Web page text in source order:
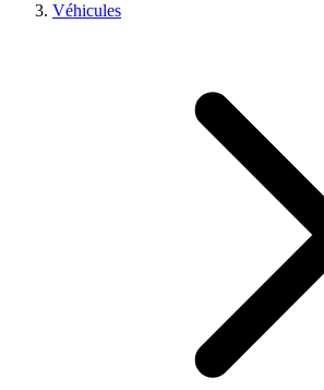
Véhicules